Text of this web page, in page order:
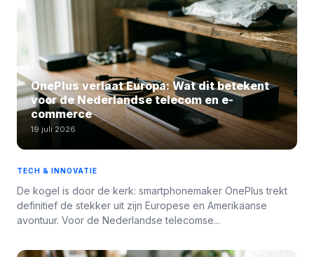
OnePlus verlaat Europa: Wat dit betekent
voor de Nederlandse telecom en e-
commerce
19 juli 2026
TECH & INNOVATIE
De kogel is door de kerk: smartphonemaker OnePlus trekt
definitief de stekker uit zijn Europese en Amerikaanse
avontuur. Voor de Nederlandse telecomse...